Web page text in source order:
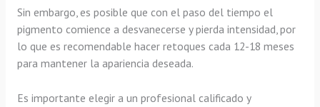
Sin embargo, es posible que con el paso del tiempo el
pigmento comience a desvanecerse y pierda intensidad, por
lo que es recomendable hacer retoques cada 12-18 meses
para mantener la apariencia deseada.
Es importante elegir a un profesional calificado y